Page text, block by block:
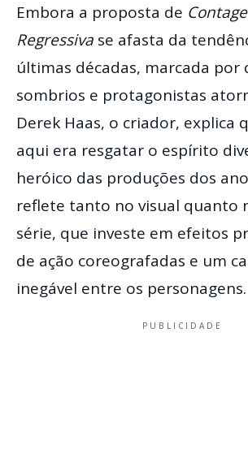
Embora a proposta de
Regressiva se afasta da
últimas décadas, marcada por
sombrios e protagonistas
Derek Haas, o criador, explica
aqui era resgatar o espírito
heróico das produções dos
reflete tanto no visual quanto
série, que investe em efeitos
de ação coreografadas e um
inegável entre os personagens.
PUBLICIDADE